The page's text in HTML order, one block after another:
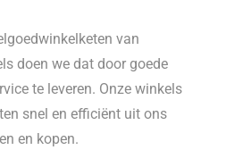
van
doen we dat door goede
te leveren. Onze winkels
snel en efficiënt uit ons
en kopen.